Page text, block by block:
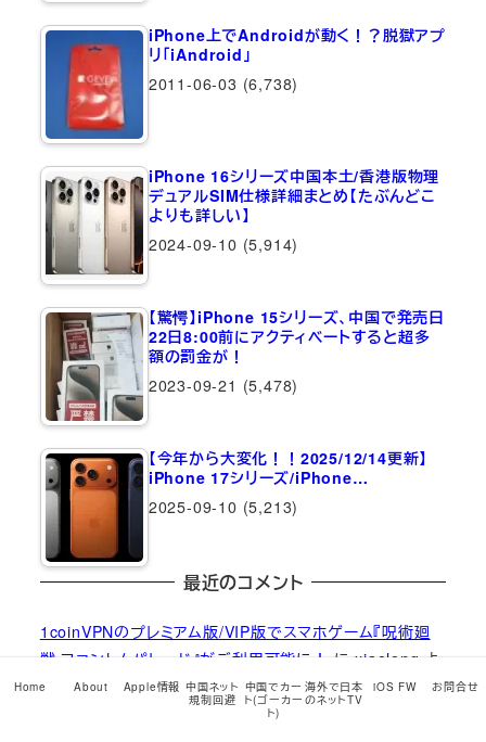
iPhone上でAndroidが動く！？脱獄アプ
リ「iAndroid」
2011-06-03 (6,738)
iPhone 16シリーズ中国本土/香港版物理
デュアルSIM仕様詳細まとめ【たぶんどこ
よりも詳しい】
2024-09-10 (5,914)
【驚愕】iPhone 15シリーズ、中国で発売日
22日8:00前にアクティベートすると超多
額の罰金が！
2023-09-21 (5,478)
【今年から大変化！！2025/12/14更新】
iPhone 17シリーズ/iPhone…
2025-09-10 (5,213)
最近のコメント
1coinVPNのプレミアム版/VIP版でスマホゲーム『呪術廻
戦 ファントムパレード』がご利用可能に！
にxiaolong よ
り
1coinVPNのプレミアム版/VIP版でスマホゲーム『呪術廻
Home About Apple情報 中国ネット
規制回避
中国でカー
ト(ゴーカー
ト)
海外で日本
のネットTV
iOS FW お問合せ